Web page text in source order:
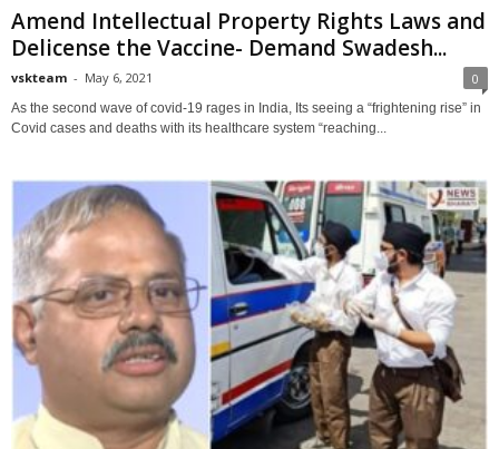
Amend Intellectual Property Rights Laws and
Delicense the Vaccine- Demand Swadesh...
vskteam - May 6, 2021 0
As the second wave of covid-19 rages in India, Its seeing a “frightening rise” in
Covid cases and deaths with its healthcare system “reaching...